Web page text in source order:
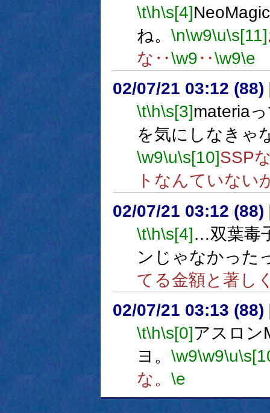
\t\h\s[4]
ね。 \n\w9\u\s[11]
な‥\w9‥\w9\e
02/07/21 03:12 (88)
\t\h\s[3]materia
を気にしなきゃ
\w9\u\s[10]SSP
トなんていない
02/07/21 03:12 (88)
\t\h\s[4]…双葉毒
ンじゃなかった
てる金額と著し
02/07/21 03:13 (88)
\t\h\s[0]アスロン
ヨ。 \w9\w9\u
な。 \e